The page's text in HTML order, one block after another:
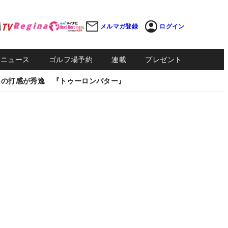
メルマガ登録 ログイン
ュース ゴルフ場予約 連載 プレゼント
打感が秀逸 『トゥーロンパター』